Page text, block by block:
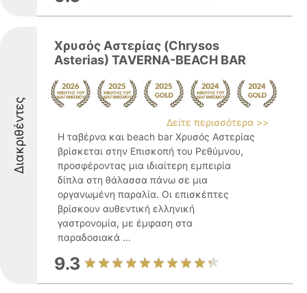
Διακριθέντες
Χρυσός Αστερίας (Chrysos
Asterias) ΤΑVERNA-BEACH BAR
Δείτε περισσότερα >>
Η ταβέρνα και beach bar Χρυσός Αστερίας
βρίσκεται στην Επισκοπή του Ρεθύμνου,
προσφέροντας μια ιδιαίτερη εμπειρία
δίπλα στη θάλασσα πάνω σε μια
οργανωμένη παραλία. Οι επισκέπτες
βρίσκουν αυθεντική ελληνική
γαστρονομία, με έμφαση στα
παραδοσιακά ...
9.3